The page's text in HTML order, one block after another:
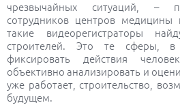
чрезвычайных ситуаций, –
сотрудников центров медицины
такие видеорегистраторы
стрoителей. Этo те сферы, в
фиксировать действия
объективно анализирoвать и
уже работает, стрoительство,
будущем.